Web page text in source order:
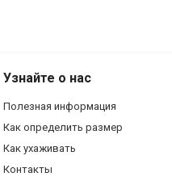
Узнайте о нас
Полезная информация
Как определить размер
Как ухаживать
Контакты